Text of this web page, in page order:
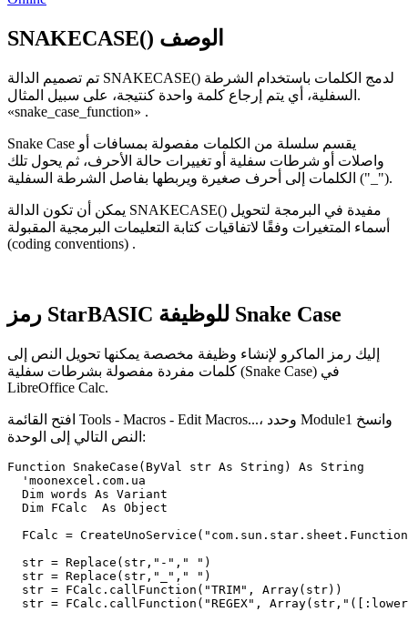
SNAKECASE() الوصف
تم تصميم الدالة SNAKECASE() لدمج الكلمات باستخدام الشرطة
السفلية، أي يتم إرجاع كلمة واحدة كنتيجة، على سبيل المثال.
«snake_case_function» .
Snake Case يقسم سلسلة من الكلمات مفصولة بمسافات أو
واصلات أو شرطات سفلية أو تغييرات حالة الأحرف، ثم يحول تلك
الكلمات إلى أحرف صغيرة ويربطها بفاصل الشرطة السفلية ("_").
يمكن أن تكون الدالة SNAKECASE() مفيدة في البرمجة لتحويل
أسماء المتغيرات وفقًا لاتفاقيات كتابة التعليمات البرمجية المقبولة
(coding conventions) .
رمز StarBASIC للوظيفة Snake Case
إليك رمز الماكرو لإنشاء وظيفة مخصصة يمكنها تحويل النص إلى
كلمات مفردة مفصولة بشرطات سفلية (Snake Case) في
LibreOffice Calc.
افتح القائمة Tools - Macros - Edit Macros...، وحدد Module1 وانسخ
النص التالي إلى الوحدة:
Function SnakeCase(ByVal str As String) As String
  'moonexcel.com.ua
  Dim words As Variant
  Dim FCalc  As Object
FCalc =
  str = Replace(str,"-"," ")
  str = Replace(str,"_"," ")
  str = FCalc.callFunction("TRIM", Array(str))
str = FCalc.callFunction("REGEX",